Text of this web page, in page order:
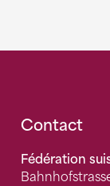
Contact
Fédération